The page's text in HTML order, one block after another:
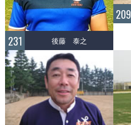
231 後藤 泰之
209